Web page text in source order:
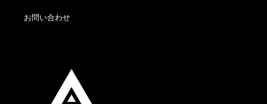
お問い合わせ